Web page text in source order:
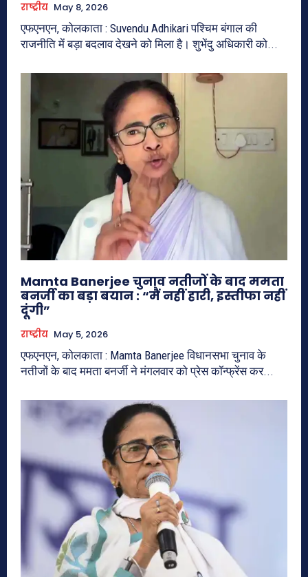
राष्ट्रीय May 8, 2026
एफएनएन, कोलकाता : Suvendu Adhikari पश्चिम बंगाल की
राजनीति में बड़ा बदलाव देखने को मिला है। शुभेंदु अधिकारी को...
Mamta Banerjee चुनाव नतीजों के बाद ममता
बनर्जी का बड़ा बयान : “मैं नहीं हारी, इस्तीफा नहीं
दूंगी”
राष्ट्रीय May 5, 2026
एफएनएन, कोलकाता : Mamta Banerjee विधानसभा चुनाव के
नतीजों के बाद ममता बनर्जी ने मंगलवार को प्रेस कॉन्फ्रेंस कर...